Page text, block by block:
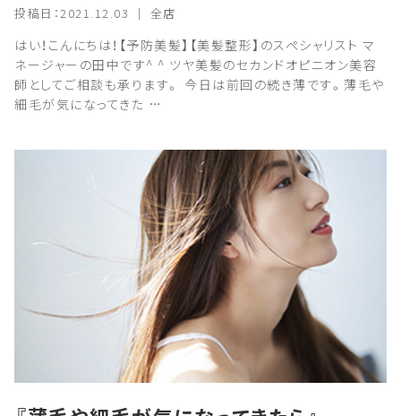
投稿日：2021.12.03 ｜ 全店
はい！こんにちは！【予防美髪】【美髪整形】のスペシャリスト マ
ネージャーの田中です^ ^ ツヤ美髪のセカンドオピニオン美容
師としてご相談も承ります。 今日は前回の続き薄です。薄毛や
細毛が気になってきた …